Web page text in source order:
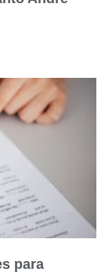
para